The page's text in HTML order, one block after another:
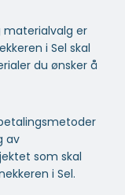
materialvalg er
i Sel skal
du ønsker å
av
som skal
i Sel.